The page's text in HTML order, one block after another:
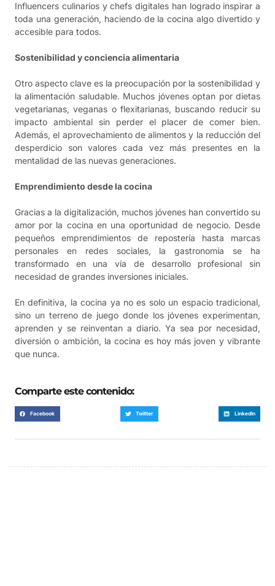
Influencers culinarios y chefs digitales han logrado inspirar a
toda una generación, haciendo de la cocina algo divertido y
accesible para todos.
Sostenibilidad y conciencia alimentaria
Otro aspecto clave es la preocupación por la sostenibilidad y
la alimentación saludable. Muchos jóvenes optan por dietas
vegetarianas, veganas o flexitarianas, buscando reducir su
impacto ambiental sin perder el placer de comer bien.
Además, el aprovechamiento de alimentos y la reducción del
desperdicio son valores cada vez más presentes en la
mentalidad de las nuevas generaciones.
Emprendimiento desde la cocina
Gracias a la digitalización, muchos jóvenes han convertido su
amor por la cocina en una oportunidad de negocio. Desde
pequeños emprendimientos de repostería hasta marcas
personales en redes sociales, la gastronomía se ha
transformado en una vía de desarrollo profesional sin
necesidad de grandes inversiones iniciales.
En definitiva, la cocina ya no es solo un espacio tradicional,
sino un terreno de juego donde los jóvenes experimentan,
aprenden y se reinventan a diario. Ya sea por necesidad,
diversión o ambición, la cocina es hoy más joven y vibrante
que nunca.
Comparte este contenido:
Facebook Twitter LinkedIn